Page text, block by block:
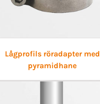
Lågprofils röradapter med
pyramidhane